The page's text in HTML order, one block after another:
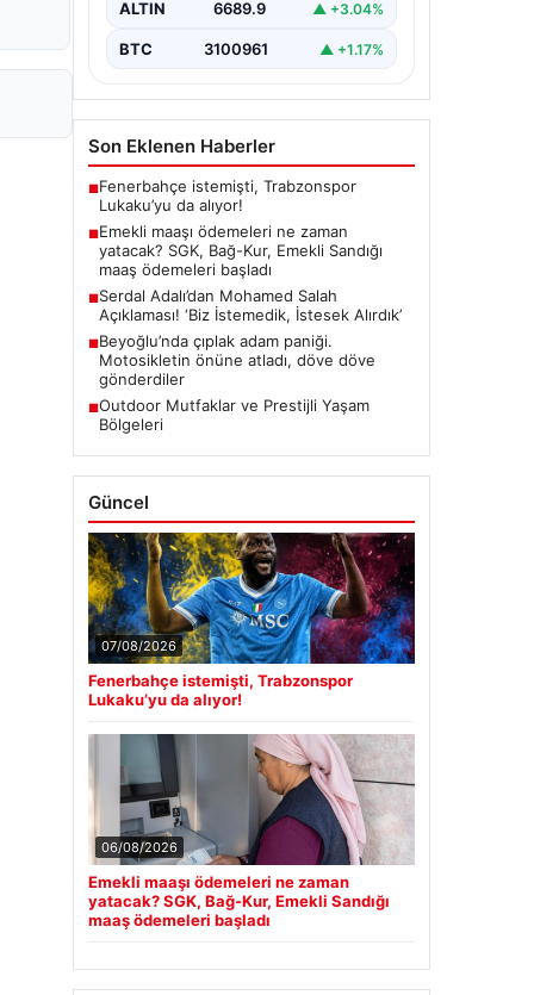
ALTIN 6689.9 ▲ +3.04%
BTC 3100961 ▲ +1.17%
Son Eklenen Haberler
■Fenerbahçe istemişti, Trabzonspor
Lukaku’yu da alıyor!
■Emekli maaşı ödemeleri ne zaman
yatacak? SGK, Bağ-Kur, Emekli Sandığı
maaş ödemeleri başladı
■Serdal Adalı’dan Mohamed Salah
Açıklaması! ‘Biz İstemedik, İstesek Alırdık’
■Beyoğlu’nda çıplak adam paniği.
Motosikletin önüne atladı, döve döve
gönderdiler
■Outdoor Mutfaklar ve Prestijli Yaşam
Bölgeleri
Güncel
07/08/2026
Fenerbahçe istemişti, Trabzonspor
Lukaku’yu da alıyor!
06/08/2026
Emekli maaşı ödemeleri ne zaman
yatacak? SGK, Bağ-Kur, Emekli Sandığı
maaş ödemeleri başladı